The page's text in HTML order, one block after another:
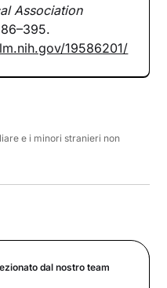
Association
19586201/
e i minori stranieri non
dal nostro team